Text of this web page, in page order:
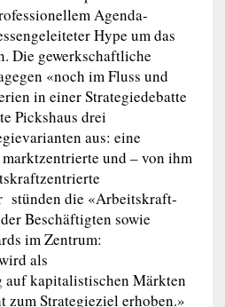
Agenda-
Hype um das
Die gewerkschaftliche
«noch im Fluss und
in einer Strategiedebatte
Pickshaus drei
aus: eine
und – von ihm
die «Arbeitskraft-
Beschäftigten sowie
im Zentrum:
als
auf kapitalistischen Märkten
zum Strategieziel erhoben.»